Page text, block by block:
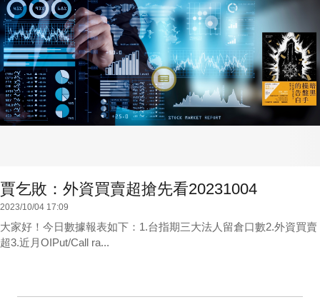
賈乞敗：外資買賣超搶先看20231004
2023/10/04 17:09
大家好！今日數據報表如下：1.台指期三大法人留倉口數2.外資買賣
超3.近月OIPut/Call ra...